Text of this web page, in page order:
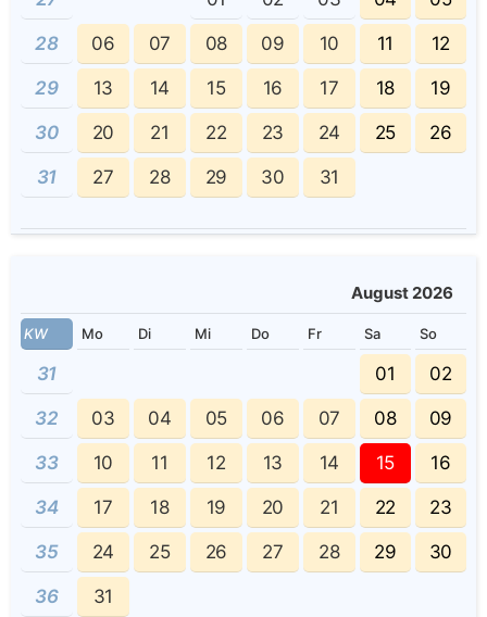
28 06 07 08 09 10 11 12
29 13 14 15 16 17 18 19
30 20 21 22 23 24 25 26
31 27 28 29 30 31
August 2026
KW Mo Di Mi Do Fr Sa So
31 01 02
32 03 04 05 06 07 08 09
33 10 11 12 13 14 15 16
34 17 18 19 20 21 22 23
35 24 25 26 27 28 29 30
36 31